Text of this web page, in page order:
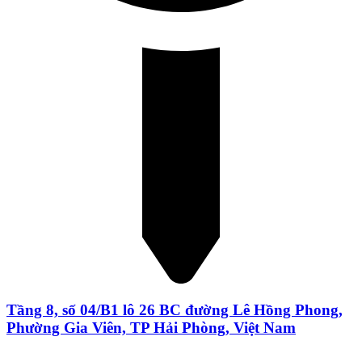
Tầng 8, số 04/B1 lô 26 BC đường Lê Hồng Phong,
Phường Gia Viên, TP Hải Phòng, Việt Nam